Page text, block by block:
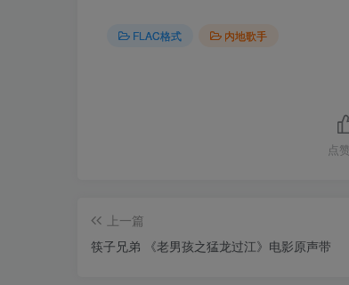
FLAC格式 内地歌手
点赞
上一篇
筷子兄弟 《老男孩之猛龙过江》电影原声带